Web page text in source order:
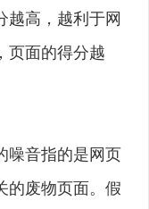
越高，越利于网
页面的得分越
噪音指的是网页
的废物页面。假